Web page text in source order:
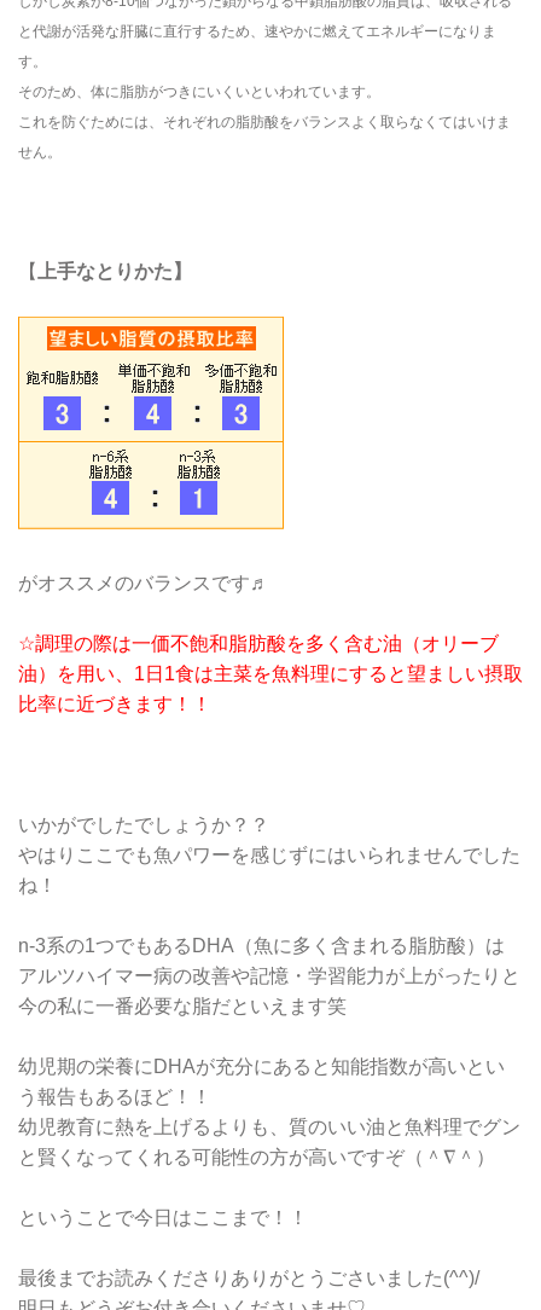
と代謝が活発な肝臓に直行するため、速やかに燃えてエネルギーになりま
す。
そのため、体に脂肪がつきにいくいといわれています。
これを防ぐためには、それぞれの脂肪酸をバランスよく取らなくてはいけま
せん。
【 上手なとりかた】
がオススメのバランスです♬
☆調理の際は一価不飽和脂肪酸を多く含む油（オリーブ
油）を用い、1日1食は主菜を魚料理にすると望ましい摂取
比率に近づきます！！
いかがでしたでしょうか？？
やはりここでも魚パワーを感じずにはいられませんでした
ね！
n-3系の1つでもあるDHA（魚に多く含まれる脂肪酸）は
アルツハイマー病の改善や記憶・学習能力が上がったりと
今の私に一番必要な脂だといえます笑
幼児期の栄養にDHAが充分にあると知能指数が高いとい
う報告もあるほど！！
幼児教育に熱を上げるよりも、質のいい油と魚料理でグン
と賢くなってくれる可能性の方が高いですぞ（＾∇＾）
ということで今日はここまで！！
最後までお読みくださりありがとうごさいました(^^)/